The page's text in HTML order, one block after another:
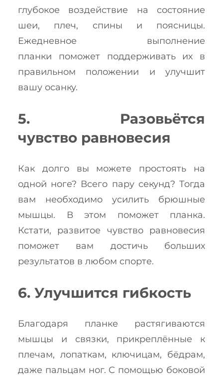
глубокое воздействие на состояние
шеи, плеч, спины и поясницы.
Ежедневное выполнение
планки поможет поддерживать их в
правильном положении и улучшит
вашу осанку.
5. Разовьётся
чувство равновесия
Как долго вы можете простоять на
одной ноге? Всего пару секунд? Тогда
вам необходимо усилить брюшные
мышцы. В этом поможет планка.
Кстати, развитое чувство равновесия
поможет вам достичь больших
результатов в любом спорте.
6. Улучшится гибкость
Благодаря планке растягиваются
мышцы и связки, прикреплённые к
плечам, лопаткам, ключицам, бёдрам,
даже пальцам ног. С помощью боковой